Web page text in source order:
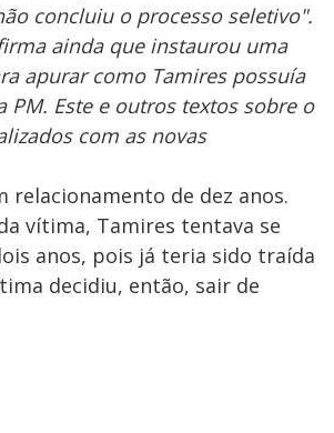
concluiu o processo seletivo".
ainda que instaurou uma
apurar como Tamires possuía
PM. Este e outros textos sobre o
com as novas
relacionamento de dez anos.
vítima, Tamires tentava se
anos, pois já teria sido traída
decidiu, então, sair de